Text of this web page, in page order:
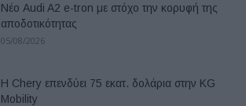
Νέο Audi A2 e-tron με στόχο την κορυφή της
αποδοτικότητας
05/08/2026
Η Chery επενδύει 75 εκατ. δολάρια στην KG
Mobility